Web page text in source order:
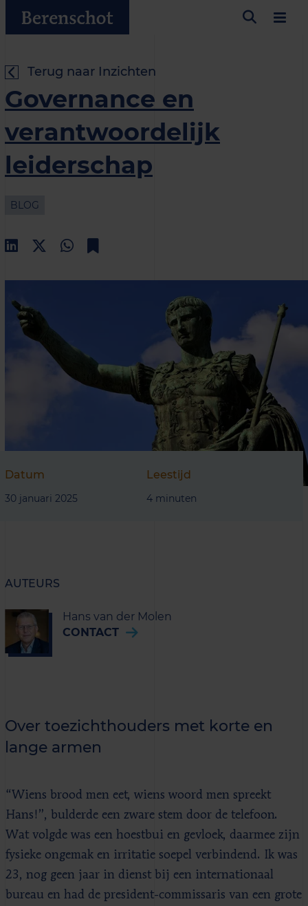
Terug naar Inzichten
Governance en
verantwoordelijk
leiderschap
BLOG
Datum
30 januari 2025
Leestijd
4 minuten
AUTEURS
Hans van der Molen
CONTACT
Over toezichthouders met korte en
lange armen
“Wiens brood men eet, wiens woord men spreekt
Hans!”, bulderde een zware stem door de telefoon.
Wat volgde was een hoestbui en gevloek, daarmee zijn
fysieke ongemak en irritatie soepel verbindend. Ik was
23, nog geen jaar in dienst bij een internationaal
bureau en had de president-commissaris van een grote